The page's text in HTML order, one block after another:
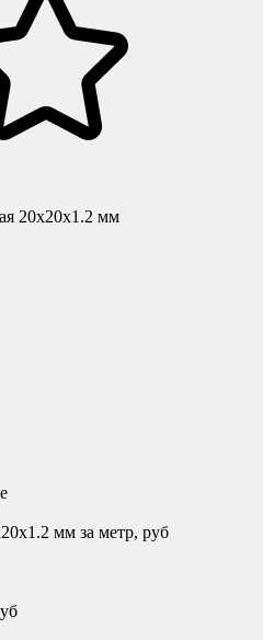
20x20х1.2 мм
мм за метр, руб